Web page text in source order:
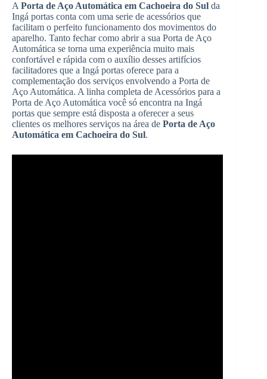
A Porta de Aço Automática em Cachoeira do Sul da
Ingá portas conta com uma serie de acessórios que
facilitam o perfeito funcionamento dos movimentos do
aparelho. Tanto fechar como abrir a sua Porta de Aço
Automática se torna uma experiência muito mais
confortável e rápida com o auxílio desses artifícios
facilitadores que a Ingá portas oferece para a
complementação dos serviços envolvendo a Porta de
Aço Automática. A linha completa de Acessórios para a
Porta de Aço Automática você só encontra na Ingá
portas que sempre está disposta a oferecer a seus
clientes os melhores serviços na área de Porta de Aço
Automática em Cachoeira do Sul.